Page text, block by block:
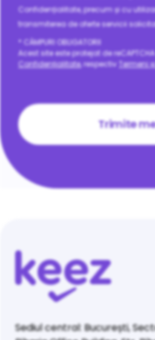
* CÂMPURI OBLIGATORII
Acest site este protejat de
Confidențialitate, respectiv Termeni
Confidențialitate, precum și cu
transmiterea de oferte servicii
Sediul central: București,